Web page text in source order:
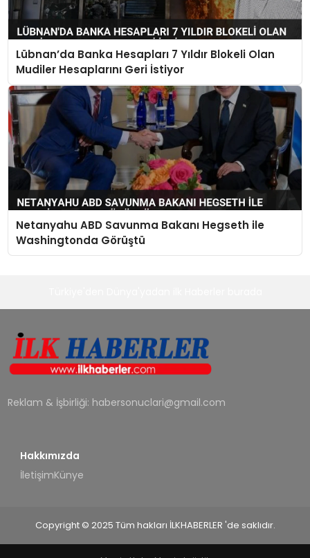
Lübnan’da Banka Hesapları 7 Yıldır Blokeli Olan
Mudiler Hesaplarını Geri İstiyor
Netanyahu ABD Savunma Bakanı Hegseth ile
Washingtonda Görüştü
Reklam & İşbirliği: habersonuclari@gmail.com
Hakkımızda
İletişimKünye
Copyright © 2025 Tüm hakları İLKHABERLER 'de saklıdır.